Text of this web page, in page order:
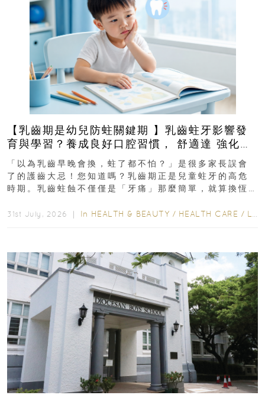
【乳齒期是幼兒防蛀關鍵期 】乳齒蛀牙影響發
育與學習？養成良好口腔習慣， 舒適達 強化琺
瑯質 兒童牙膏防護指南
「以為乳齒早晚會換，蛀了都不怕？」是很多家長誤會
了的護齒大忌！您知道嗎？乳齒期正是兒童蛀牙的高危
時期。乳齒蛀蝕不僅僅是「牙痛」那麼簡單，就算換恆
31st July, 2026 ｜ In HEALTH & BEAUTY / HEALTH CARE / LIFESTYLE